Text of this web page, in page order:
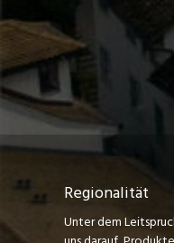
Regionalität
Unter dem